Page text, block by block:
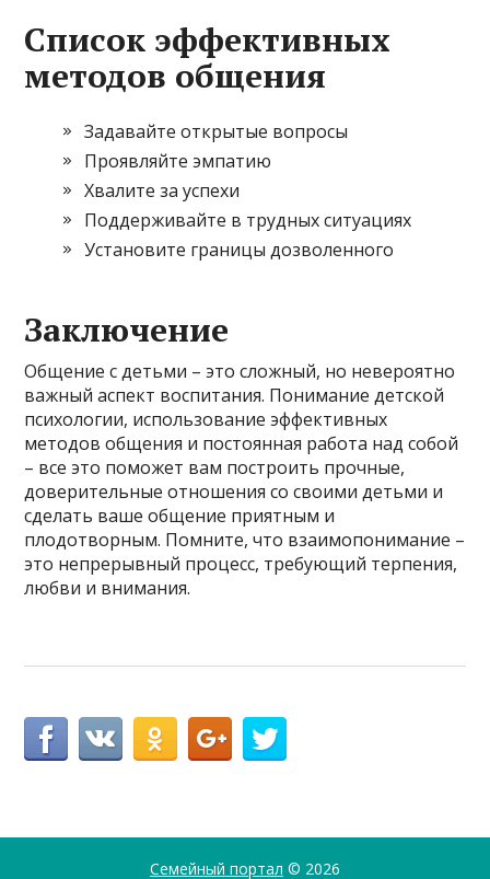
Список эффективных
методов общения
Задавайте открытые вопросы
Проявляйте эмпатию
Хвалите за успехи
Поддерживайте в трудных ситуациях
Установите границы дозволенного
Заключение
Общение с детьми – это сложный, но невероятно
важный аспект воспитания. Понимание детской
психологии, использование эффективных
методов общения и постоянная работа над собой
– все это поможет вам построить прочные,
доверительные отношения со своими детьми и
сделать ваше общение приятным и
плодотворным. Помните, что взаимопонимание –
это непрерывный процесс, требующий терпения,
любви и внимания.
Семейный портал © 2026